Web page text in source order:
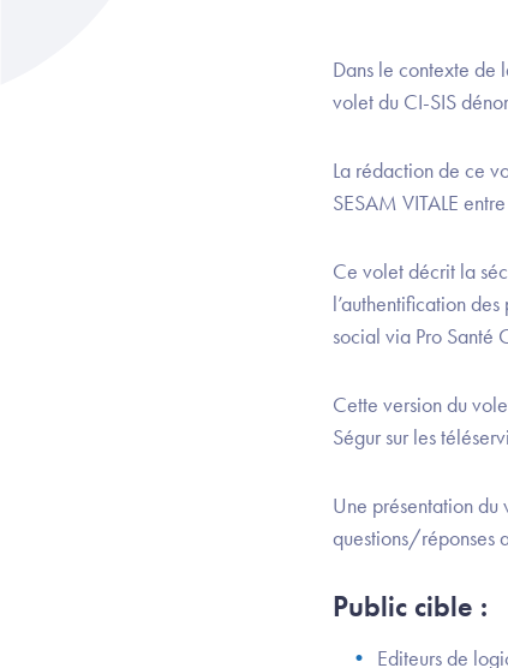
Dans le contexte de
volet du CI-SIS
La rédaction de ce
SESAM VITALE
Ce volet décrit la
l’authentification
social via Pro Santé
Cette version du
Ségur sur les
Une présentation du
questions/réponses
Public cible :
Editeurs de